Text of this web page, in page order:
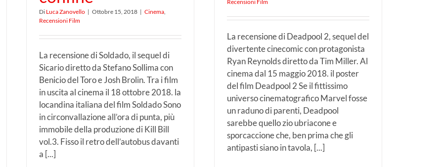
Di Luca Zanovello | Ottobre 15, 2018 | Cinema
Recensioni Film
La recensione di Soldado, il sequel di
Sicario diretto da Stefano Sollima con
Benicio del Toro e Josh Brolin. Tra i film
in uscita al cinema il 18 ottobre 2018. la
locandina italiana del film Soldado Sono
in circonvallazione all’ora di punta, più
immobile della produzione di Kill Bill
vol.3. Fisso il retro dell’autobus davanti
a [...]
Recensioni Film
La recensione di Deadpool 2, sequel del
divertente cinecomic con protagonista
Ryan Reynolds diretto da Tim Miller. Al
cinema dal 15 maggio 2018. il poster
del film Deadpool 2 Se il fittissimo
universo cinematografico Marvel fosse
un raduno di parenti, Deadpool
sarebbe quello zio ubriacone e
sporcaccione che, ben prima che gli
antipasti siano in tavola, [...]